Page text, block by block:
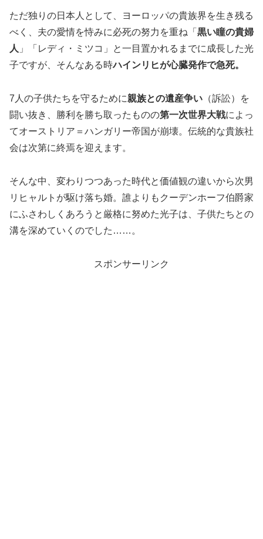
ただ独りの日本人として、ヨーロッパの貴族界を生き残る
べく、夫の愛情を恃みに必死の努力を重ね「 黒い瞳の貴婦
人 」「レディ・ミツコ」と一目置かれるまでに成長した光
子ですが、そんなある時ハインリヒが心臓発作で急死。
7人の子供たちを守るために親族との遺産争い （訴訟）を
闘い抜き、勝利を勝ち取ったものの第一次世界大戦によっ
てオーストリア＝ハンガリー帝国が崩壊。伝統的な貴族社
会は次第に終焉を迎えます。
そんな中、変わりつつあった時代と価値観の違いから次男
リヒャルトが駆け落ち婚。誰よりもクーデンホーフ伯爵家
にふさわしくあろうと厳格に努めた光子は、子供たちとの
溝を深めていくのでした……。
スポンサーリンク